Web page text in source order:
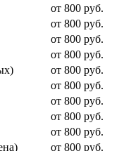
от 800 руб.
от 800 руб.
от 800 руб.
от 800 руб.
от 800 руб.
от 800 руб.
от 800 руб.
от 800 руб.
от 800 руб.
от 800 руб.